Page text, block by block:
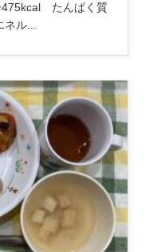
475kcal たんぱく質
ル...